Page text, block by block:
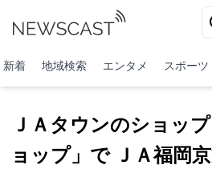
新着 地域検索 エンタメ スポーツ
ＪＡタウンのショッ
ョップ」で ＪＡ福岡